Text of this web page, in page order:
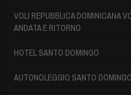
VOLI REPUBBLICA DOMINICANA
ANDATA E RITORNO
HOTEL SANTO DOMINGO
AUTONOLEGGIO SANTO DOMINGO